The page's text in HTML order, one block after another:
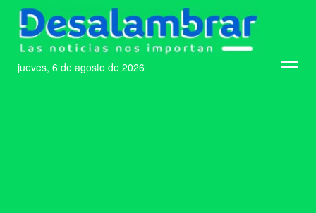
jueves, 6 de agosto de 2026